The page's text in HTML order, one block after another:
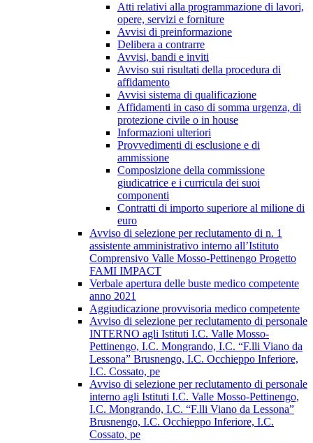
Atti relativi alla programmazione di lavori,
opere, servizi e forniture
Avvisi di preinformazione
Delibera a contrarre
Avvisi, bandi e inviti
Avviso sui risultati della procedura di
affidamento
Avvisi sistema di qualificazione
Affidamenti in caso di somma urgenza, di
protezione civile o in house
Informazioni ulteriori
Provvedimenti di esclusione e di
ammissione
Composizione della commissione
giudicatrice e i curricula dei suoi
componenti
Contratti di importo superiore al milione di
euro
Avviso di selezione per reclutamento di n. 1
assistente amministrativo interno all’Istituto
Comprensivo Valle Mosso-Pettinengo Progetto
FAMI IMPACT
Verbale apertura delle buste medico competente
anno 2021
Aggiudicazione provvisoria medico competente
Avviso di selezione per reclutamento di personale
INTERNO agli Istituti I.C. Valle Mosso-
Pettinengo, I.C. Mongrando, I.C. “F.lli Viano da
Lessona” Brusnengo, I.C. Occhieppo Inferiore,
I.C. Cossato, pe
Avviso di selezione per reclutamento di personale
interno agli Istituti I.C. Valle Mosso-Pettinengo,
I.C. Mongrando, I.C. “F.lli Viano da Lessona”
Brusnengo, I.C. Occhieppo Inferiore, I.C.
Cossato, pe